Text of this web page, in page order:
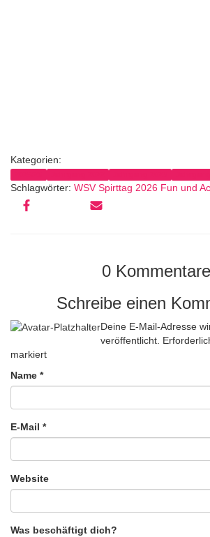
Kategorien:
Schlagwörter: WSV Spirttag 2026 Fun und
0 Kommentare
Schreibe einen
Deine E-Mail-Adresse
veröffentlicht.
markiert
Name *
E-Mail *
Website
Was beschäftigt dich?